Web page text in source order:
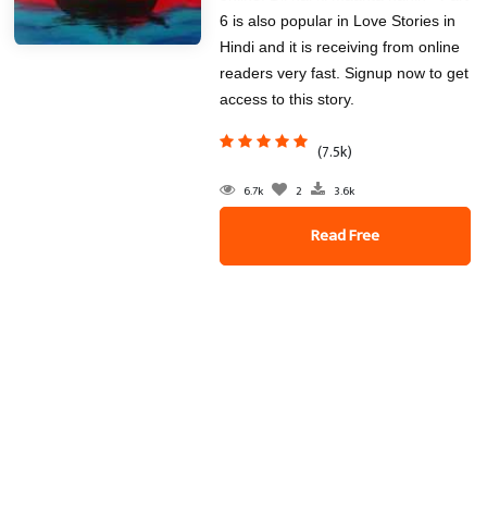
6 is also popular in Love Stories in
Hindi and it is receiving from online
readers very fast. Signup now to get
access to this story.
(7.5k)
6.7k 2 3.6k
Read Free